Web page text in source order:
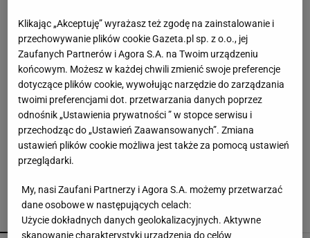
czółenka to kwintesencja luksusu i
ponadczasowego stylu
Wsyp do pralki zamiast płynu. Ręczniki
odzyskają miękkość
Muszki owocówki w kuchni? Ten prosty trik może
pomóc się ich pozbyć
POLECAMY WIĘCEJ TEMATÓW
Klikając „Akceptuję” wyrażasz też zgodę na zainstalowanie i
przechowywanie plików cookie Gazeta.pl sp. z o.o., jej
Zaufanych Partnerów i Agora S.A. na Twoim urządzeniu
końcowym. Możesz w każdej chwili zmienić swoje preferencje
dotyczące plików cookie, wywołując narzędzie do zarządzania
twoimi preferencjami dot. przetwarzania danych poprzez
odnośnik „Ustawienia prywatności ” w stopce serwisu i
przechodząc do „Ustawień Zaawansowanych”. Zmiana
ustawień plików cookie możliwa jest także za pomocą ustawień
przeglądarki.
My, nasi Zaufani Partnerzy i Agora S.A. możemy przetwarzać
dane osobowe w następujących celach:
Użycie dokładnych danych geolokalizacyjnych. Aktywne
skanowanie charakterystyki urządzenia do celów